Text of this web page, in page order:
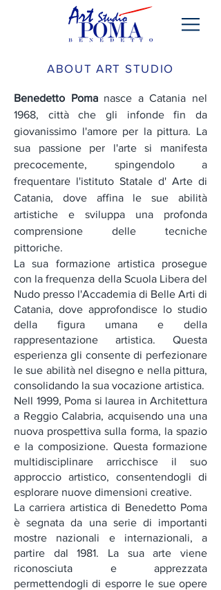
ABOUT ART STUDIO
Benedetto Poma nasce a Catania nel
1968, città che gli infonde fin da
giovanissimo l'amore per la pittura. La
sua passione per l'arte si manifesta
precocemente, spingendolo a
frequentare l'istituto Statale d' Arte di
Catania, dove affina le sue abilità
artistiche e sviluppa una profonda
comprensione delle tecniche
pittoriche.
La sua formazione artistica prosegue
con lafrequenza della Scuola Libera del
Nudo presso l'Accademia di Belle Arti di
Catania, dove approfondisce lo studio
della figura umana e della
rappresentazione artistica. Questa
esperienza gli consente di perfezionare
le sue abilità nel disegno e nella pittura,
consolidando la sua vocazione artistica.
Nell 1999, Poma si laurea in Architettura
a Reggio Calabria, acquisendo una una
nuova prospettiva sulla forma, la spazio
e la composizione. Questa formazione
multidisciplinare arricchisce il suo
approccio artistico, consentendogli di
esplorare nuove dimensioni creative.
La carriera artistica di Benedetto Poma
è segnata da una serie di importanti
mostre nazionali e internazionali, a
partire dal 1981. La sua arte viene
riconosciuta e apprezzata
permettendogli di esporre le sue opere